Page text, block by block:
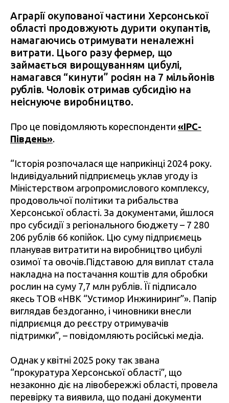
Аграрії окупованої частини Херсонської
області продовжують дурити окупантів,
намагаючись отримувати неналежні
витрати. Цього разу фермер, що
займається вирощуванням цибулі,
намагався “кинути” росіян на 7 мільйонів
рублів. Чоловік отримав субсидію на
неіснуюче виробництво.
Про це повідомляють кореспонденти «IPC-
Південь».
“Історія розпочалася ще наприкінці 2024 року.
Індивідуальний підприємець уклав угоду із
Міністерством агропромислового комплексу,
продовольчої політики та рибальства
Херсонської області. За документами, йшлося
про субсидії з регіонального бюджету – 7 280
206 рублів 66 копійок. Цю суму підприємець
планував витратити на виробництво цибулі
озимої та овочів.Підставою для виплат стала
накладна на постачання коштів для обробки
рослин на суму 7,7 млн рублів. Її підписало
якесь ТОВ «НВК “Устимор Инжиниринг”». Папір
виглядав бездоганно, і чиновники внесли
підприємця до реєстру отримувачів
підтримки”, – повідомляють російські медіа.
Однак у квітні 2025 року так звана
“прокуратура Херсонської області”, що
незаконно діє на лівобережжі області, провела
перевірку та виявила, що подані документи